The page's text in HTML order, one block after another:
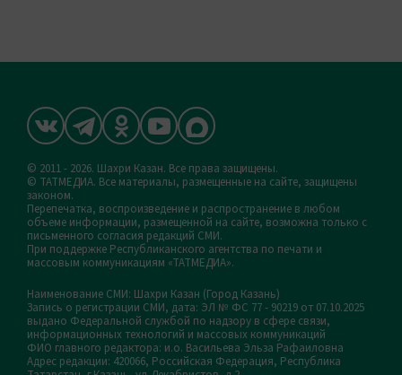
© 2011 - 2026. Шахри Казан. Все права защищены.
© ТАТМЕДИА. Все материалы, размещенные на сайте, защищены
законом.
Перепечатка, воспроизведение и распространение в любом
объеме информации, размещенной на сайте, возможна только с
письменного согласия редакций СМИ.
При поддержке Республиканского агентства по печати и
массовым коммуникациям «ТАТМЕДИА».
Наименование СМИ: Шахри Казан (Город Казань)
Запись о регистрации СМИ, дата: ЭЛ № ФС 77 - 90219 от 07.10.2025
выдано Федеральной службой по надзору в сфере связи,
информационных технологий и массовых коммуникаций
ФИО главного редактора: и.о. Васильева Эльза Рафаиловна
Адрес редакции: 420066, Российская Федерация, Республика